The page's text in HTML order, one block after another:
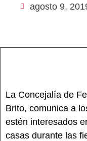
agosto 9,
La Concejalía de
Brito, comunica a
estén interesados
casas durante las